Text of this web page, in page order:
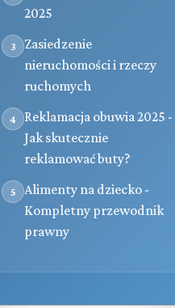
2025
3
Zasiedzenie
nieruchomości i rzeczy
ruchomych
4
Reklamacja obuwia 2025 -
Jak skutecznie
reklamować buty?
5
Alimenty na dziecko -
Kompletny przewodnik
prawny